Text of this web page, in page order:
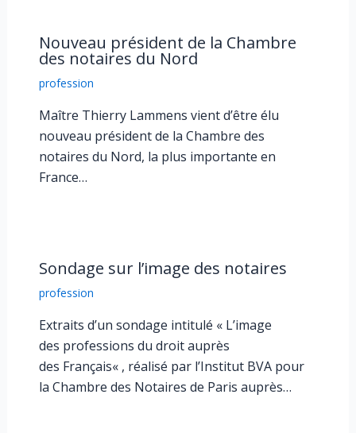
Nouveau président de la Chambre
des notaires du Nord
profession
Maître Thierry Lammens vient d’être élu
nouveau président de la Chambre des
notaires du Nord, la plus importante en
France…
Sondage sur l’image des notaires
profession
Extraits d’un sondage intitulé « L’image
des professions du droit auprès
des Français« , réalisé par l’Institut BVA pour
la Chambre des Notaires de Paris auprès…